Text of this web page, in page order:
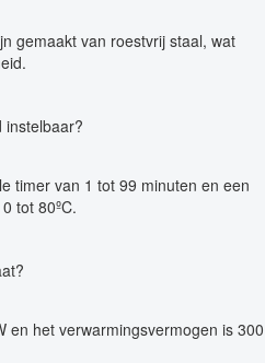
gemaakt van roestvrij staal, wat
instelbaar?
timer van 1 tot 99 minuten en een
tot 80ºC.
en het verwarmingsvermogen is 300